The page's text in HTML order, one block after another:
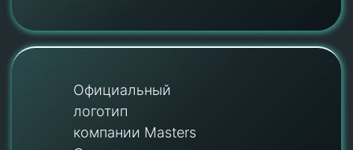
Официальный
логотип
компании Masters